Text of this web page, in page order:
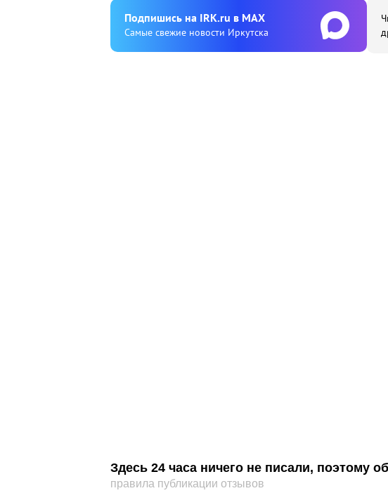
Подпишиcь на IRK.ru в MAX
Cамые свежие новости Иркутска
Здесь 24 часа ничего не писали, поэтому
правила публикации отзывов